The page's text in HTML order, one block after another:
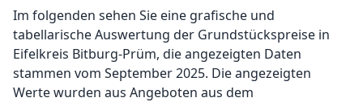
Im folgenden sehen Sie eine grafische und
tabellarische Auswertung der Grundstückspreise in
Eifelkreis Bitburg-Prüm, die angezeigten Daten
stammen vom September 2025. Die angezeigten
Werte wurden aus Angeboten aus dem